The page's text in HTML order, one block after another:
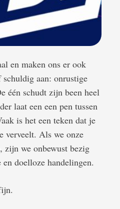
en maken ons er ook
aan: onrustige
één schudt zijn been heel
laat een een pen tussen
is het een teken dat je
verveelt. Als we onze
zijn we onbewust bezig
doelloze handelingen.